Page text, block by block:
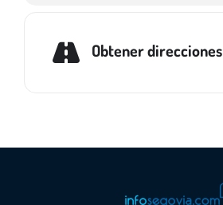
Obtener direcciones